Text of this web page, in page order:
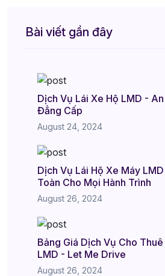
Bài viết gần đây
Dịch Vụ Lái Xe Hộ LMD -
Đẳng Cấp
August 24, 2024
Dịch Vụ Lái Hộ Xe Máy
Toàn Cho Mọi Hành Trình
August 26, 2024
Bảng Giá Dịch Vụ Cho
LMD - Let Me Drive
August 26, 2024